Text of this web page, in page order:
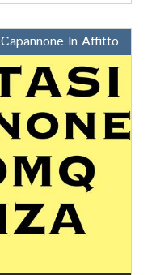
Capannone In Affitto